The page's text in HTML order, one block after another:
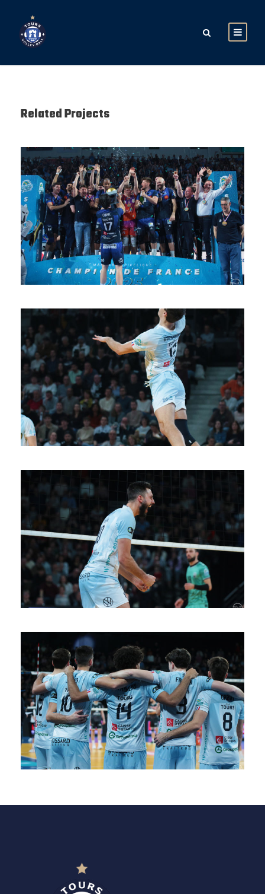
Related Projects
SAISON 24/25-12
SAISON 24/25-11
SAISON 24/25-10
SAISON 24/25-9